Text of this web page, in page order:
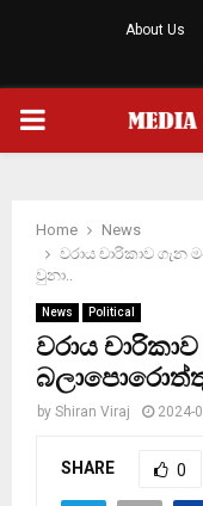
About Us
PRIMARY
Home
News
වරාය චාරිකාව
වුනා..
News Political
වරාය
by Shiran Viraj 2024-
SHARE 0